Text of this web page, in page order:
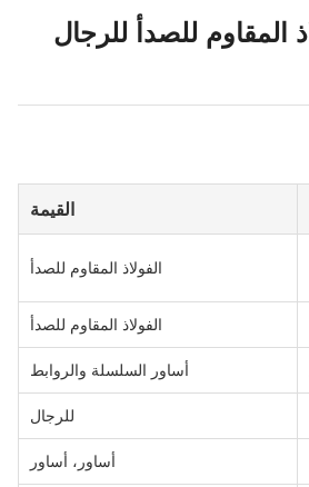
المقاوم للصدأ للرجال
القيمة
الفولاذ المقاوم للصدأ
الفولاذ المقاوم للصدأ
أساور السلسلة والروابط
للرجال
أساور، أساور